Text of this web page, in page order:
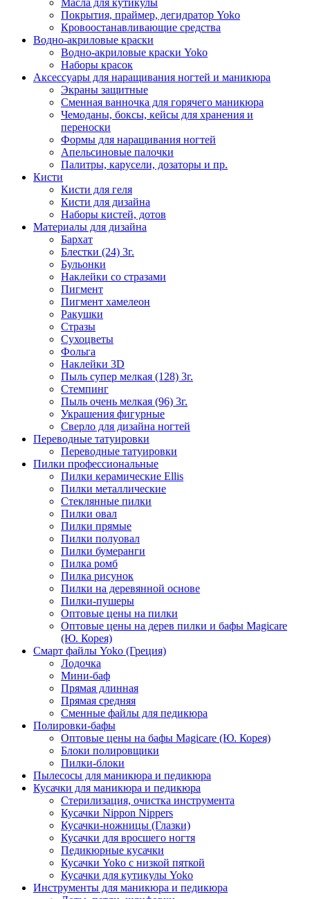
Масла для кутикулы
Покрытия, праймер, дегидратор Yoko
Кровоостанавливающие средства
Водно-акриловые краски
Водно-акриловые краски Yoko
Наборы красок
Аксессуары для наращивания ногтей и маникюра
Экраны защитные
Сменная ванночка для горячего маникюра
Чемоданы, боксы, кейсы для хранения и
переноски
Формы для наращивания ногтей
Апельсиновые палочки
Палитры, карусели, дозаторы и пр.
Кисти
Кисти для геля
Кисти для дизайна
Наборы кистей, дотов
Материалы для дизайна
Бархат
Блестки (24) 3г.
Бульонки
Наклейки со стразами
Пигмент
Пигмент хамелеон
Ракушки
Стразы
Сухоцветы
Фольга
Наклейки 3D
Пыль супер мелкая (128) 3г.
Стемпинг
Пыль очень мелкая (96) 3г.
Украшения фигурные
Сверло для дизайна ногтей
Переводные татуировки
Переводные татуировки
Пилки профессиональные
Пилки керамические Ellis
Пилки металлические
Стеклянные пилки
Пилки овал
Пилки прямые
Пилки полуовал
Пилки бумеранги
Пилка ромб
Пилка рисунок
Пилки на деревянной основе
Пилки-пушеры
Оптовые цены на пилки
Оптовые цены на дерев пилки и бафы Magicare
(Ю. Корея)
Смарт файлы Yoko (Греция)
Лодочка
Мини-баф
Прямая длинная
Прямая средняя
Сменные файлы для педикюра
Полировки-бафы
Оптовые цены на бафы Magicare (Ю. Корея)
Блоки полировщики
Пилки-блоки
Пылесосы для маникюра и педикюра
Кусачки для маникюра и педикюра
Стерилизация, очистка инструмента
Кусачки Nippon Nippers
Кусачки-ножницы (Глазки)
Кусачки для вросшего ногтя
Педикюрные кусачки
Кусачки Yoko с низкой пяткой
Кусачки для кутикулы Yoko
Инструменты для маникюра и педикюра